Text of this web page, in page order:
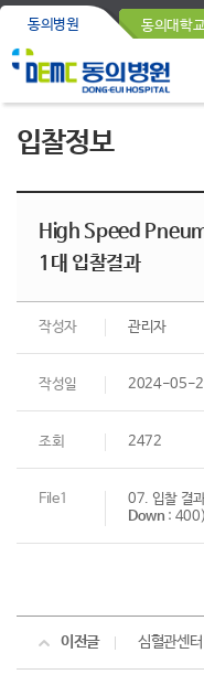
동의병원 동의대학
입찰정보
High Speed
1대 입찰결과
작성자 관리자
작성일 2024-05-
조회 2472
File1 07. 입찰 결
Down : 400)
이전글 심혈관센